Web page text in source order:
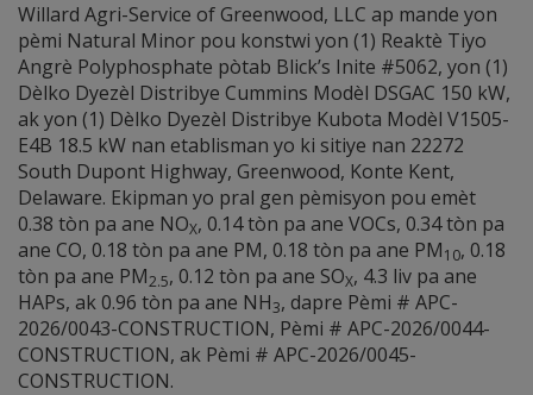
Willard Agri-Service of Greenwood, LLC ap mande yon
pèmi Natural Minor pou konstwi yon (1) Reaktè Tiyo
Angrè Polyphosphate pòtab Blick’s Inite #5062, yon (1)
Dèlko Dyezèl Distribye Cummins Modèl DSGAC 150 kW,
ak yon (1) Dèlko Dyezèl Distribye Kubota Modèl V1505-
E4B 18.5 kW nan etablisman yo ki sitiye nan 22272
South Dupont Highway, Greenwood, Konte Kent,
Delaware. Ekipman yo pral gen pèmisyon pou emèt
0.38 tòn pa ane NOX, 0.14 tòn pa ane VOCs, 0.34 tòn pa
ane CO, 0.18 tòn pa ane PM, 0.18 tòn pa ane PM10, 0.18
tòn pa ane PM2.5, 0.12 tòn pa ane SOX, 4.3 liv pa ane
HAPs, ak 0.96 tòn pa ane NH3, dapre Pèmi # APC-
2026/0043-CONSTRUCTION, Pèmi # APC-2026/0044-
CONSTRUCTION, ak Pèmi # APC-2026/0045-
CONSTRUCTION.